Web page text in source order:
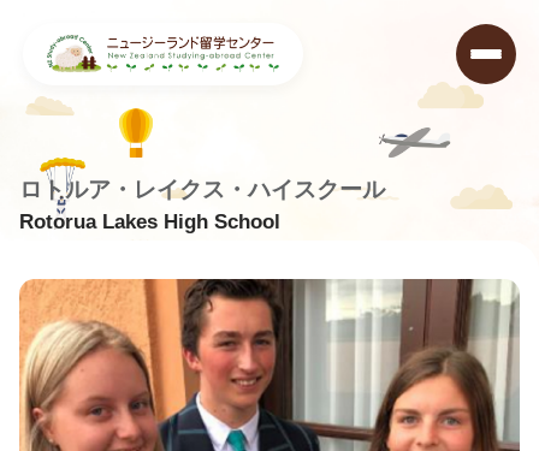
Rotorua Lakes High School
ロトルア・レイクス・ハイスクール
ニュージーランド留学センター>学校データベース Rotorua Lakes High School